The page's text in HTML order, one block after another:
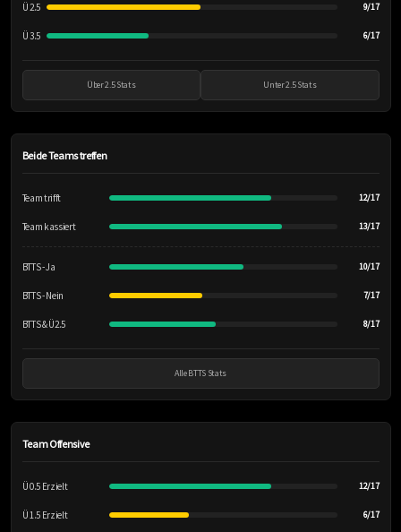
Ü 2.5 9/17
Ü 3.5 6/17
Über 2.5 Stats Unter 2.5 Stats
Beide Teams treffen
Team trifft 12/17
Team kassiert 13/17
BTTS - Ja 10/17
BTTS - Nein 7/17
BTTS & Ü2.5 8/17
Alle BTTS Stats
Team Offensive
Ü 0.5 Erzielt 12/17
Ü 1.5 Erzielt 6/17